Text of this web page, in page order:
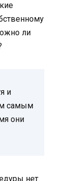
ли
и
самым
они
нет